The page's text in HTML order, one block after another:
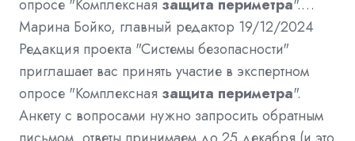
опросе "Комплексная защита периметра".…
Марина Бойко, главный редактор 19/12/2024
Редакция проекта "Системы безопасности"
приглашает вас принять участие в экспертном
опросе "Комплексная защита периметра".
Анкету с вопросами нужно запросить обратным